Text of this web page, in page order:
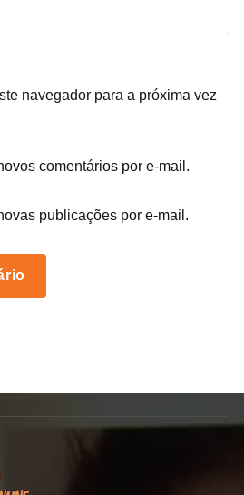
navegador para a próxima vez
comentários por e-mail.
publicações por e-mail.